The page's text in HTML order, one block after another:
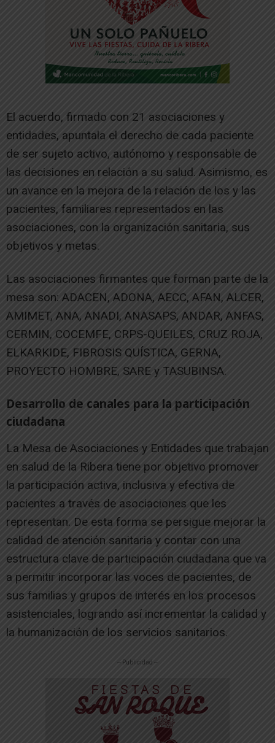
El acuerdo, firmado con 21 asociaciones y
entidades, apuntala el derecho de cada paciente
de ser sujeto activo, autónomo y responsable de
las decisiones en relación a su salud. Asimismo, es
un avance en la mejora de la relación de los y las
pacientes, familiares representados en las
asociaciones, con la organización sanitaria, sus
objetivos y metas.
Las asociaciones firmantes que forman parte de la
mesa son: ADACEN, ADONA, AECC, AFAN, ALCER,
AMIMET, ANA, ANADI, ANASAPS, ANDAR, ANFAS,
CERMIN, COCEMFE, CRPS-QUEILES, CRUZ ROJA,
ELKARKIDE, FIBROSIS QUÍSTICA, GERNA,
PROYECTO HOMBRE, SARE y TASUBINSA.
Desarrollo de canales para la participación
ciudadana
La Mesa de Asociaciones y Entidades que trabajan
en salud de la Ribera tiene por objetivo promover
la participación activa, inclusiva y efectiva de
pacientes a través de asociaciones que les
representan. De esta forma se persigue mejorar la
calidad de atención sanitaria y contar con una
estructura clave de participación ciudadana que va
a permitir incorporar las voces de pacientes, de
sus familias y grupos de interés en los procesos
asistenciales, logrando así incrementar la calidad y
la humanización de los servicios sanitarios.
-- Publicidad --